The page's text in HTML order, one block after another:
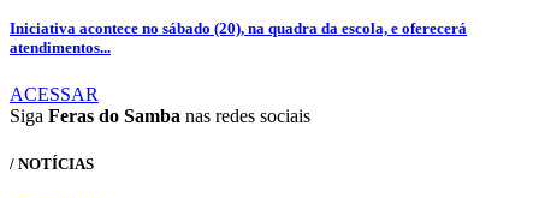
Iniciativa acontece no sábado (20), na quadra da escola, e oferecerá
atendimentos...
ACESSAR
Siga Feras do Samba nas redes sociais
/ NOTÍCIAS